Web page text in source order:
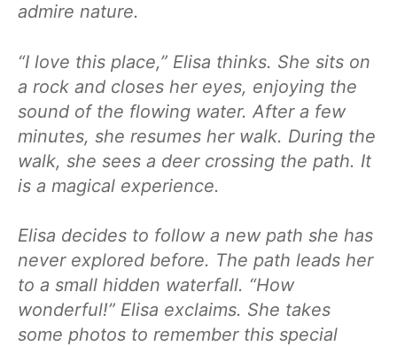
admire nature.
“I love this place,” Elisa thinks. She sits on
a rock and closes her eyes, enjoying the
sound of the flowing water. After a few
minutes, she resumes her walk. During the
walk, she sees a deer crossing the path. It
is a magical experience.
Elisa decides to follow a new path she has
never explored before. The path leads her
to a small hidden waterfall. “How
wonderful!” Elisa exclaims. She takes
some photos to remember this special